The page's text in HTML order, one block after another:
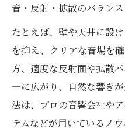
音・反射・拡散のバラン
たとえば、壁や天井に設
を抑え、クリアな音場を
方、適度な反射面や拡散
一に広がり、自然な響き
法は、プロの音響会社や
テムなどが用いているノウ